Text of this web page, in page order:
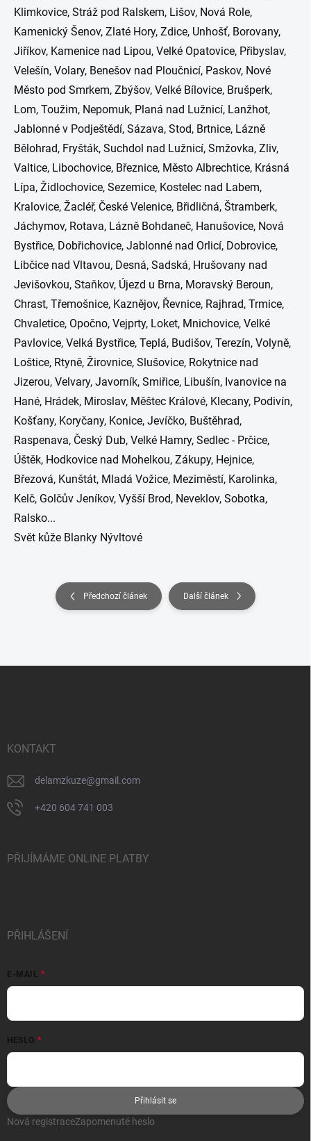
Klimkovice, Stráž pod Ralskem, Lišov, Nová Role,
Kamenický Šenov, Zlaté Hory, Zdice, Unhošť, Borovany,
Jiříkov, Kamenice nad Lipou, Velké Opatovice, Přibyslav,
Velešín, Volary, Benešov nad Ploučnicí, Paskov, Nové
Město pod Smrkem, Zbýšov, Velké Bílovice, Brušperk,
Lom, Toužim, Nepomuk, Planá nad Lužnicí, Lanžhot,
Jablonné v Podještědí, Sázava, Stod, Brtnice, Lázně
Bělohrad, Fryšták, Suchdol nad Lužnicí, Smžovka, Zliv,
Valtice, Libochovice, Březnice, Město Albrechtice, Krásná
Lípa, Židlochovice, Sezemice, Kostelec nad Labem,
Kralovice, Žacléř, České Velenice, Břidličná, Štramberk,
Jáchymov, Rotava, Lázně Bohdaneč, Hanušovice, Nová
Bystřice, Dobřichovice, Jablonné nad Orlicí, Dobrovice,
Libčice nad Vltavou, Desná, Sadská, Hrušovany nad
Jevišovkou, Staňkov, Újezd u Brna, Moravský Beroun,
Chrast, Třemošnice, Kaznějov, Řevnice, Rajhrad, Trmice,
Chvaletice, Opočno, Vejprty, Loket, Mnichovice, Velké
Pavlovice, Velká Bystřice, Teplá, Budišov, Terezín, Volyně,
Loštice, Rtyně, Žirovnice, Slušovice, Rokytnice nad
Jizerou, Velvary, Javorník, Smiřice, Libušín, Ivanovice na
Hané, Hrádek, Miroslav, Měštec Králové, Klecany, Podivín,
Košťany, Koryčany, Konice, Jevíčko, Buštěhrad,
Raspenava, Český Dub, Velké Hamry, Sedlec - Prčice,
Úštěk, Hodkovice nad Mohelkou, Zákupy, Hejnice,
Březová, Kunštát, Mladá Vožice, Meziměstí, Karolinka,
Kelč, Golčův Jeníkov, Vyšší Brod, Neveklov, Sobotka,
Ralsko...
Svět kůže Blanky Nývltové
Předchozí článek Další článek
KONTAKT
delamzkuze@gmail.com
+420 604 741 003
PŘIJÍMÁME ONLINE PLATBY
PŘIHLÁŠENÍ
E-MAIL
HESLO
Přihlásit se
Nová registraceZapomenuté heslo